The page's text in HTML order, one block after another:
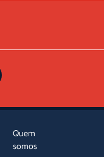
Quem
somos